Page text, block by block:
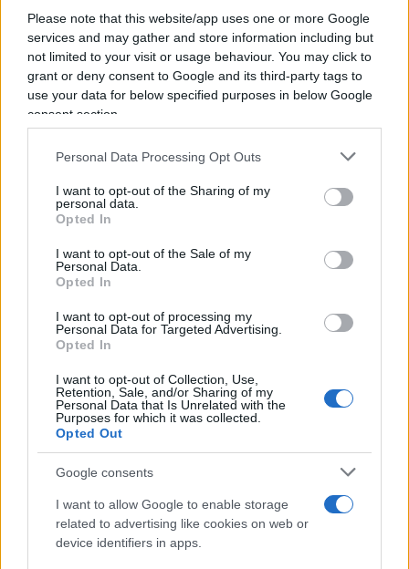
Please note that this website/app uses one or more Google
services and may gather and store information including but
not limited to your visit or usage behaviour. You may click to
grant or deny consent to Google and its third-party tags to
use your data for below specified purposes in below Google
consent section.
Personal Data Processing Opt Outs
I want to opt-out of the Sharing of my
personal data.
Opted In
I want to opt-out of the Sale of my
Personal Data.
Opted In
I want to opt-out of processing my
Personal Data for Targeted Advertising.
Opted In
I want to opt-out of Collection, Use,
Retention, Sale, and/or Sharing of my
Personal Data that Is Unrelated with the
Purposes for which it was collected.
Opted Out
Google consents
I want to allow Google to enable storage
related to advertising like cookies on web or
device identifiers in apps.
ulteriore isolamento, altre mascherine, altra
psicosi, lo sdegno classista verso i poveri, senza
giardini privati e seconde ville ove smaltire
mollemente la clausura.
Altre conseguenze, fatali nel tempo distopico
dell’angoscia: i media spalmati come non mai, le
intimidazioni o la maleducazione verso i pochi che
domande, di eccepire, il trionfo della metastasi
burocratica che complica l’impossibile, la gara a
chi s’inventa espedienti concentrazionari ancora
più estremi, ancora più alienati. Un giornalista va
sospensione della Costituzione, lo sappiamo
tutti”: è roba da rivoluzione ma nessuno fiata,
men che meno il
che sulla
Costituzione
dovrebbe vigilare. Si
commentatore bollito dice senza imbarazzo che
Conte, premier in batteria, gli sta simpatico